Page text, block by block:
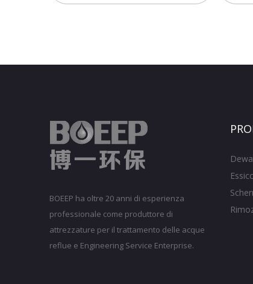
BOEEP ha oltre 20 anni di esperienza
professionale come produttore di
attrezzature per il trattamento delle acque
reflue e Engineering Service Enterprise.